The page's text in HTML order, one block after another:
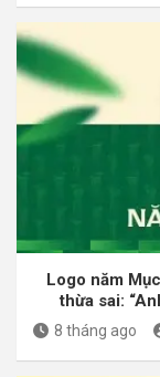
Logo năm
thừa sai:
8 tháng ago